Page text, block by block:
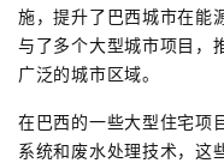
施，提升了巴西城市在能
与了多个大型城市项目，
广泛的城市区域。
在巴西的一些大型住宅项
系统和废水处理技术，这